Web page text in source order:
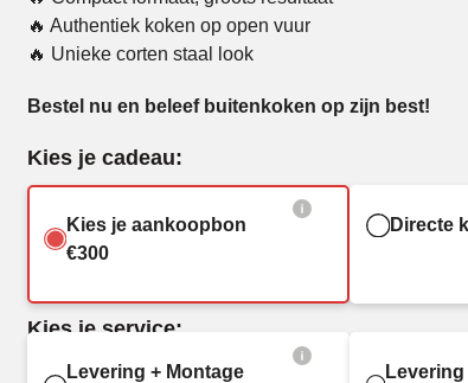
🔥 Authentiek koken op open vuur
🔥 Unieke corten staal look
Bestel nu en beleef buitenkoken op zijn best!
Kies je cadeau:
Kies je aankoopbon
€300
Directe
Kies je service:
Levering + Montage